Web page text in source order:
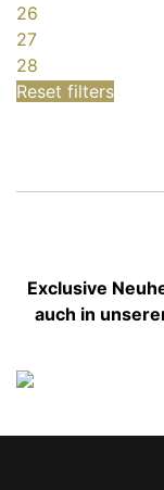
26
27
28
Reset filters
Exclusive
auch in